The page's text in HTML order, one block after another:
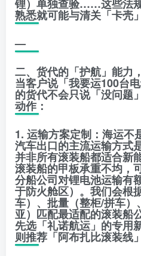
锂）单独查验……这些法
熟悉就可能与清关「卡壳
—
二、货代的「护航」能力
当客户说「我要运100台
的货代不会只说「没问题
动作：
1. 运输方案定制：海运不
汽车出口的主流运输方式
并非所有滚装船都适合新
滚装船的甲板承重不均，
分船公司对锂电池运输有
于防火舱区）。我们会根
车）、批量（整柜/拼车
亚）匹配最适配的滚装
先选「礼诺航运」的专用
则推荐「阿布扎比滚装线